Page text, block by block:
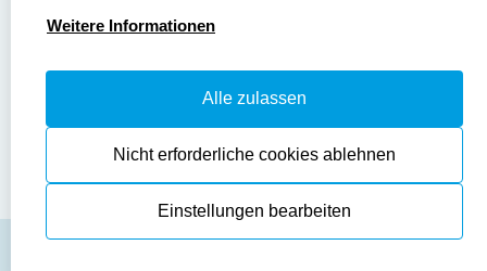
Dateivorgaben
Fragen & Antworten
Datenschutzerklärung
Widerrufsrecht
Zahlung & Versand
Widerruf & Rückgabe
Datenschutzerklärung.
Weitere Informationen
Alle zulassen
Nicht erforderliche cookies ablehnen
Einstellungen bearbeiten